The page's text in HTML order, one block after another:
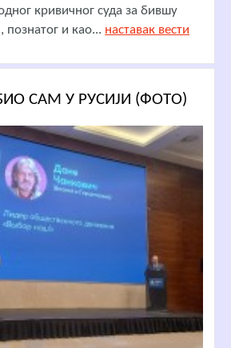
кривичног суда за бившу
, познатог и као... наставак вести
САМ У РУСИЈИ (ФОТО)